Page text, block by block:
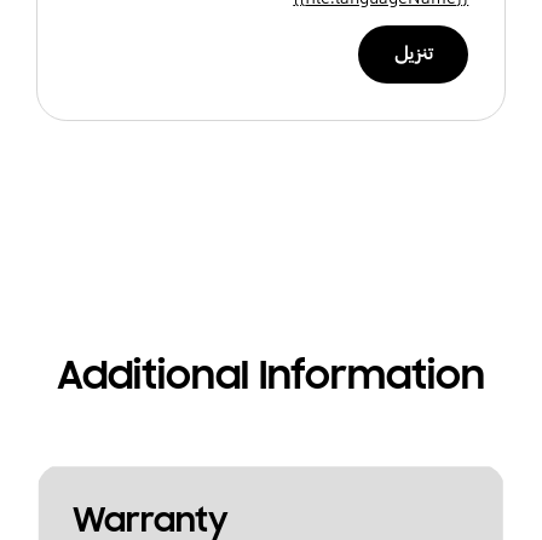
تنزيل
Additional Information
Warranty